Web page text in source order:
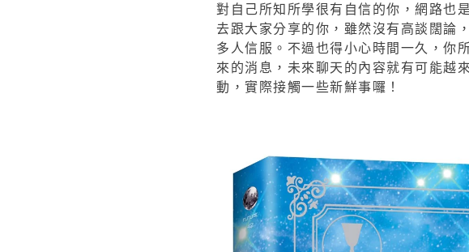
對自己所知所學很有自信的你，網路也
去跟大家分享的你，雖然沒有高談闊論
多人信服。不過也得小心時間一久，你
來的消息，未來聊天的內容就有可能越
動，實際接觸一些新鮮事囉！